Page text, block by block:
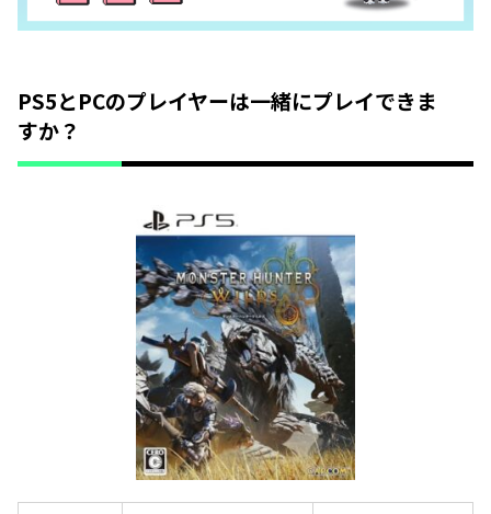
PS5とPCのプレイヤーは一緒にプレイできま
すか？